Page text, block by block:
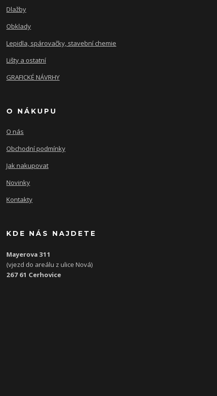
Dlažby
Obklady
Lepidla, spárovačky, stavební chemie
Lišty a ostatní
GRAFICKÉ NÁVRHY
O NÁKUPU
O nás
Obchodní podmínky
Jak nakupovat
Novinky
Kontakty
KDE NÁS NAJDETE
Mayerova 311
(vjezd do areálu z ulice Nová)
267 61 Cerhovice